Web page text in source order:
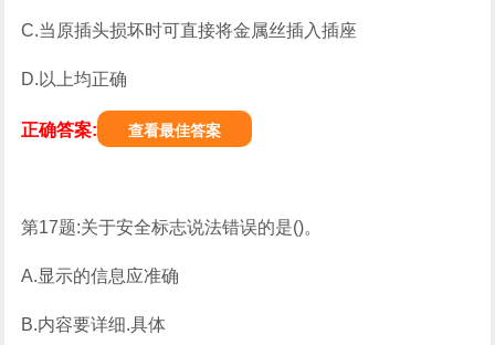
C.当原插头损坏时可直接将金属丝插入插座
D.以上均正确
正确答案: 查看最佳答案
第17题:关于安全标志说法错误的是()。
A.显示的信息应准确
B.内容要详细.具体